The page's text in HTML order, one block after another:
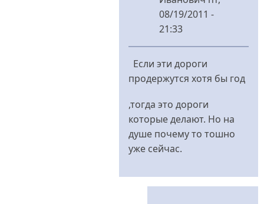
08/19/2011 -
21:33
У
дороги?
від
Меланченко
Если эти дороги
продержутся хотя бы год
,тогда это дороги
которые делают. Но на
душе почему то тошно
уже сейчас.